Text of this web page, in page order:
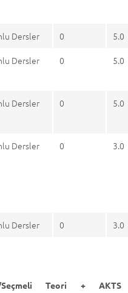
Dersler 0
5.0
Dersler 0 5.0
Dersler 0 5.0
Dersler 0 3.0
Dersler 0 3.0
Teori +
AKTS